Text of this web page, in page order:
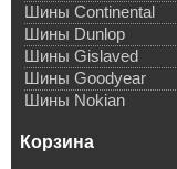
Шины Continental
Шины Dunlop
Шины Gislaved
Шины Goodyear
Шины Nokian
Корзина